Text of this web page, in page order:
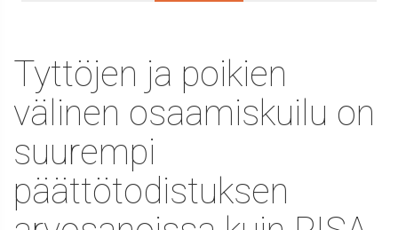
Tyttöjen ja poikien
välinen osaamiskuilu on
suurempi
päättötodistuksen